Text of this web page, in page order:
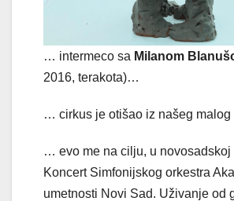
… intermeco sa Milanom
2016, terakota)…
… cirkus je otišao iz našeg
… evo me na cilju, u novosadskoj
Koncert Simfonijskog orkestra
umetnosti Novi Sad. Uživanje od